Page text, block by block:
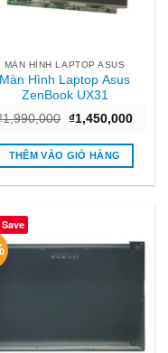
MÀN HÌNH LAPTOP ASUS
Màn Hình Laptop Asus
ZenBook UX31
1,990,000 Giá
là:
₫1,990,000.
₫1,450,000Giá
tại
THÊM VÀO GIỎ HÀNG
Save